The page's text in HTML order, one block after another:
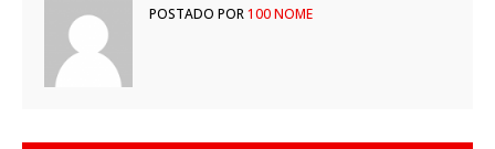
POSTADO POR100 NOME